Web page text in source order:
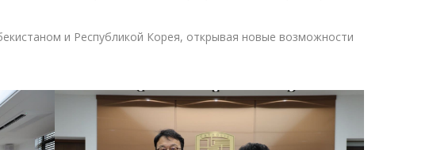
и Республикой Корея, открывая новые возможности